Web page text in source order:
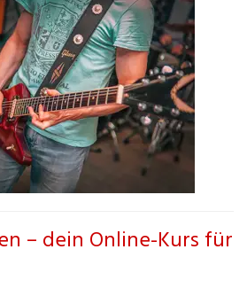
– dein Online-Kurs für